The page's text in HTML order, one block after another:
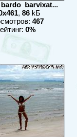
, 86kБ
467
0%